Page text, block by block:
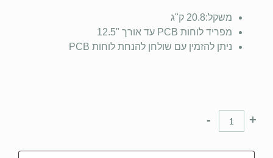
משקל:20.8 ק"ג
מפריד לוחות PCB עד אורך "12.5
ניתן להזמין עם שולחן להנחת לוחות PCB
+
-